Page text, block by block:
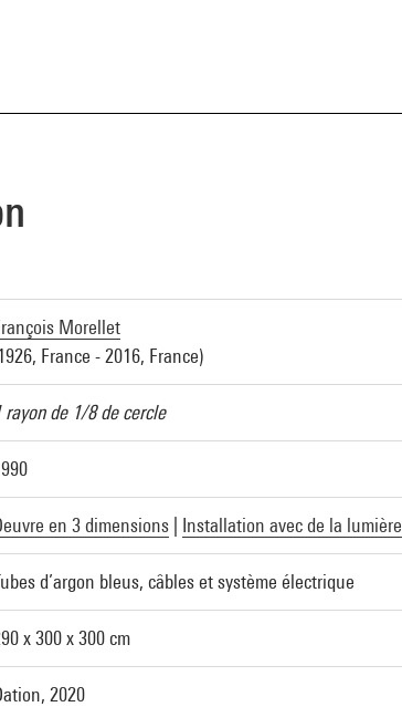
Morellet
France - 2016, France)
rayon de 1/8 de cercle
en 3 dimensions Installation avec de la lumière
d’argon bleus, câbles et système électrique
x 300 x 300 cm
2020